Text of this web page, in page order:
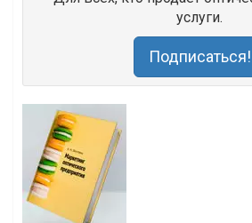
услуги.
Подписаться!